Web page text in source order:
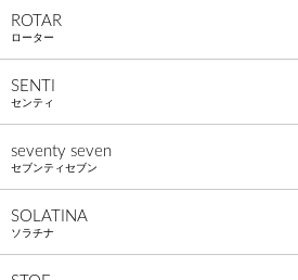
ROTAR
ローター
SENTI
センティ
seventy seven
セブンティセブン
SOLATINA
ソラチナ